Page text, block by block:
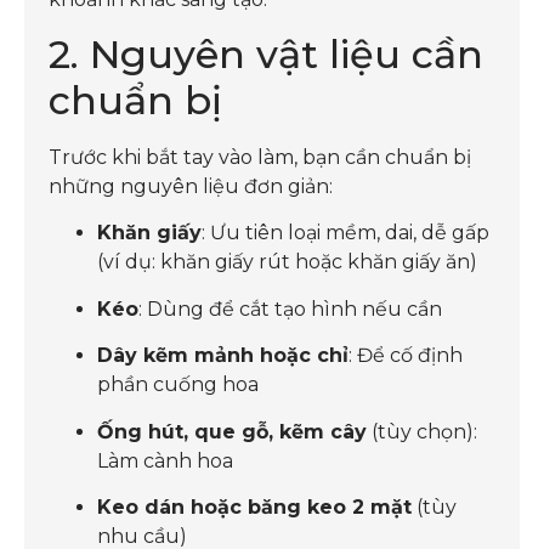
2. Nguyên vật liệu cần
chuẩn bị
Trước khi bắt tay vào làm, bạn cần chuẩn bị
những nguyên liệu đơn giản:
Khăn giấy: Ưu tiên loại mềm, dai, dễ gấp
(ví dụ: khăn giấy rút hoặc khăn giấy ăn)
Kéo: Dùng để cắt tạo hình nếu cần
Dây kẽm mảnh hoặc chỉ: Để cố định
phần cuống hoa
Ống hút, que gỗ, kẽm cây (tùy chọn):
Làm cành hoa
Keo dán hoặc băng keo 2 mặt (tùy
nhu cầu)